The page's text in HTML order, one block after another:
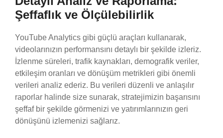
Şeffaflık ve Ölçülebilirlik
YouTube Analytics gibi güçlü araçları kullanarak,
videolarınızın performansını detaylı bir şekilde izleriz.
İzlenme süreleri, trafik kaynakları, demografik veriler,
etkileşim oranları ve dönüşüm metrikleri gibi önemli
verileri analiz ederiz. Bu verileri düzenli ve anlaşılır
raporlar halinde size sunarak, stratejimizin başarısını
şeffaf bir şekilde görmenizi ve yatırımlarınızın geri
dönüşünü izlemenizi sağlarız.